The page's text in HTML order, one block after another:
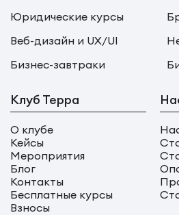
Юридические курсы
Веб-дизайн и UX/UI
Бизнес-завтраки
Клуб Терра
О клубе
Кейсы
Мероприятия
Блог
Контакты
Бесплатные курсы
Взносы